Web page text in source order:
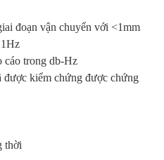
đoạn vận chuyển với <1mm
cáo trong db-Hz
được kiểm chứng được chứng
thời